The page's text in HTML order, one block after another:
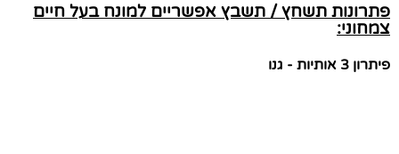
פתרונות תשחץ / תשבץ אפשריים למונח בעל חיים
צמחוני:
פיתרון 3 אותיות - גנו